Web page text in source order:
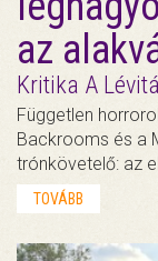
az
Kritika A
Független
Backrooms és a
trónkövetelő: az
TOVÁBB